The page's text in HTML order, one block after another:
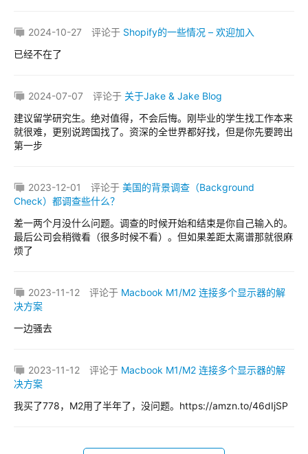
于
&
2024-10-27 评论于 Shopify的一些情况 – 欢迎加入
已经不在了
2024-07-07 评论于 关于Jake & Jake Blog
建议留学研究生。绝对值得，不会后悔。刚毕业的学生找工作本来
就很难，更别说跨国找了。资深的全世界都好找，但是你先要跨出
第一步
2023-12-01 评论于 美国的背景调查（Background
Check）都调查些什么？
差一两个月没什么问题。调查的时候开始和结束是你自己输入的。
最后公司会稍微看（很多时候不看）。但如果差距太离谱那就很麻
烦了
2023-11-12 评论于 Macbook M1/M2 连接多个显示器的解
决方案
一边骚去
2023-11-12 评论于 Macbook M1/M2 连接多个显示器的解
决方案
我买了778，M2用了半年了，没问题。https://amzn.to/46dIjSP